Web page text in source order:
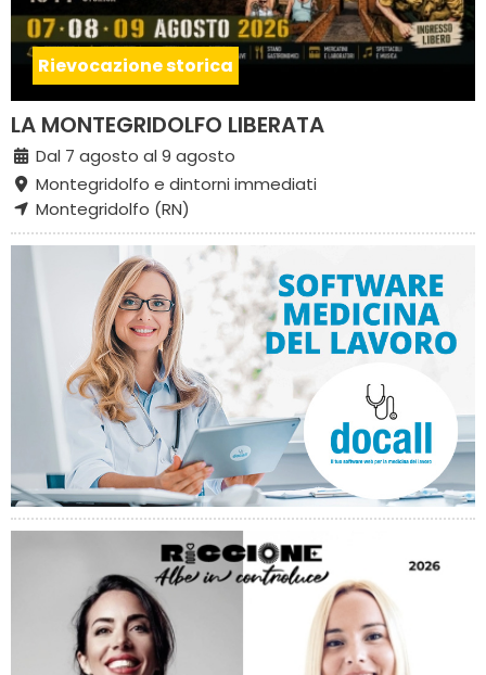
Rievocazione storica
LA MONTEGRIDOLFO LIBERATA
Dal 7 agosto al 9 agosto
Montegridolfo e dintorni immediati
Montegridolfo (RN)